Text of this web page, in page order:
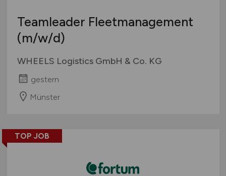
Teamleader Fleetmanagement
(m/w/d)
WHEELS Logistics GmbH & Co. KG
gestern
Münster
TOP JOB